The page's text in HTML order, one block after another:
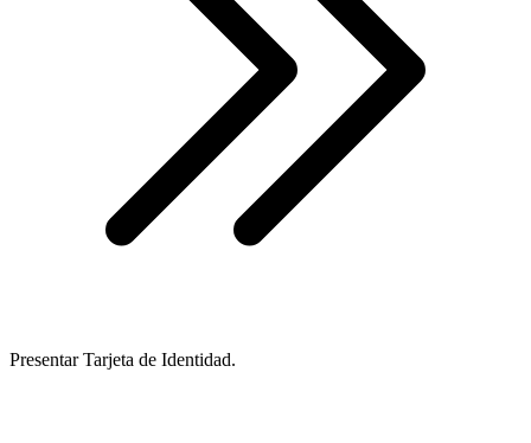
Presentar Tarjeta de Identidad.